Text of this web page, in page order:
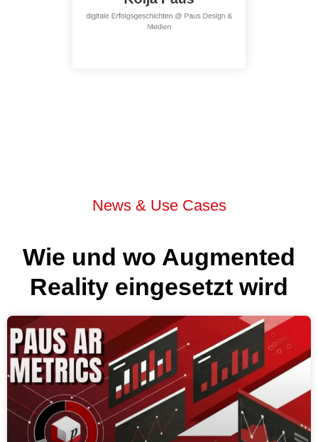
Kolja Paus
News & Use Cases
Wie und wo Augmented
Reality eingesetzt wird